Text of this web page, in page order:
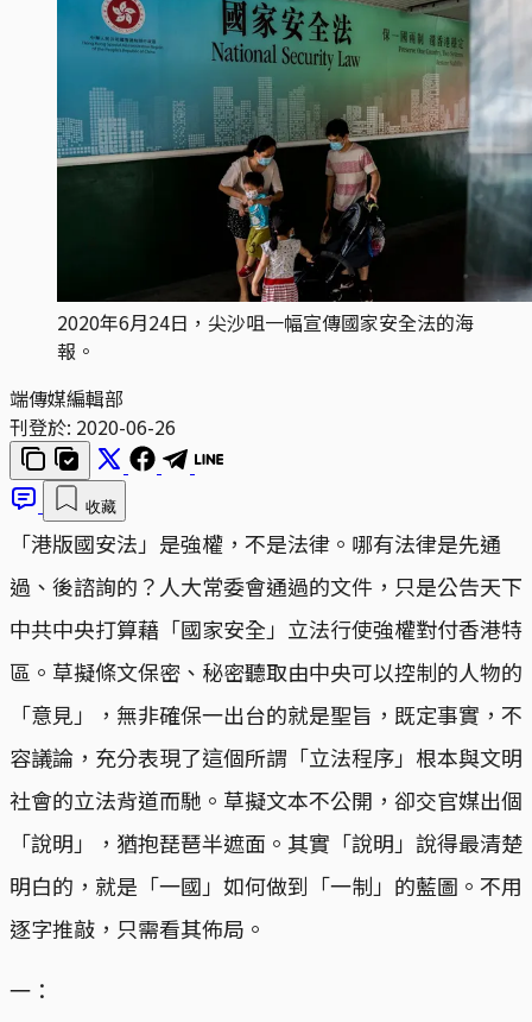
2020年6月24日，尖沙咀一幅宣傳國家安全法的海
報。
端傳媒編輯部
刊登於: 2020-06-26
收藏
「港版國安法」是強權，不是法律。哪有法律是先通
過、後諮詢的？人大常委會通過的文件，只是公告天下
中共中央打算藉「國家安全」立法行使強權對付香港特
區。草擬條文保密、秘密聽取由中央可以控制的人物的
「意見」，無非確保一出台的就是聖旨，既定事實，不
容議論，充分表現了這個所謂「立法程序」根本與文明
社會的立法背道而馳。草擬文本不公開，卻交官媒出個
「說明」，猶抱琵琶半遮面。其實「說明」說得最清楚
明白的，就是「一國」如何做到「一制」的藍圖。不用
逐字推敲，只需看其佈局。
一：